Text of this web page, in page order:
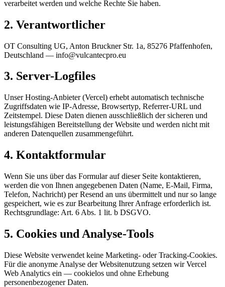
verarbeitet werden und welche Rechte Sie haben.
2. Verantwortlicher
OT Consulting UG, Anton Bruckner Str. 1a, 85276 Pfaffenhofen,
Deutschland — info@vulcantecpro.eu
3. Server-Logfiles
Unser Hosting-Anbieter (Vercel) erhebt automatisch technische
Zugriffsdaten wie IP-Adresse, Browsertyp, Referrer-URL und
Zeitstempel. Diese Daten dienen ausschließlich der sicheren und
leistungsfähigen Bereitstellung der Website und werden nicht mit
anderen Datenquellen zusammengeführt.
4. Kontaktformular
Wenn Sie uns über das Formular auf dieser Seite kontaktieren,
werden die von Ihnen angegebenen Daten (Name, E-Mail, Firma,
Telefon, Nachricht) per Resend an uns übermittelt und nur so lange
gespeichert, wie es zur Bearbeitung Ihrer Anfrage erforderlich ist.
Rechtsgrundlage: Art. 6 Abs. 1 lit. b DSGVO.
5. Cookies und Analyse-Tools
Diese Website verwendet keine Marketing- oder Tracking-Cookies.
Für die anonyme Analyse der Websitenutzung setzen wir Vercel
Web Analytics ein — cookielos und ohne Erhebung
personenbezogener Daten.